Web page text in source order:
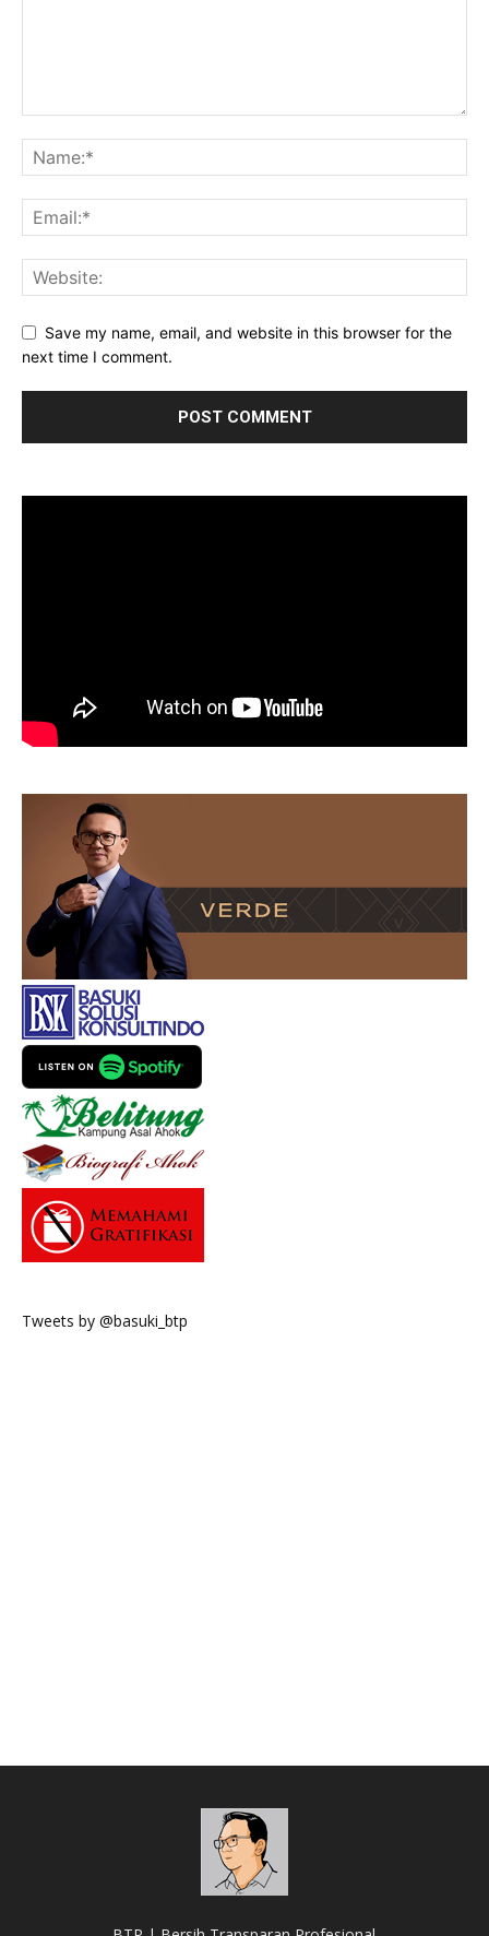
Save my name, email, and website in this browser for the
next time I comment.
Tweets by @basuki_btp